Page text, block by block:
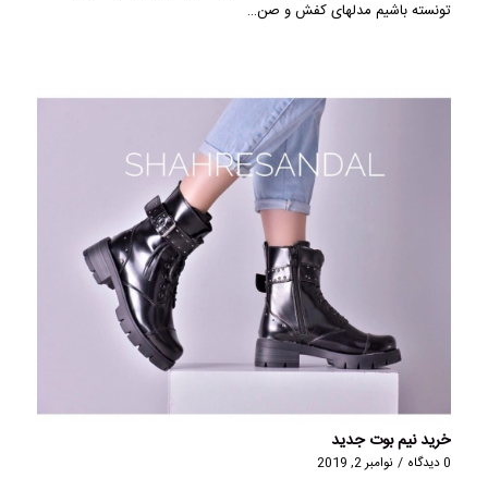
تونسته باشیم مدلهای کفش و صن…
خرید نیم بوت جدید
0 دیدگاه / نوامبر 2, 2019